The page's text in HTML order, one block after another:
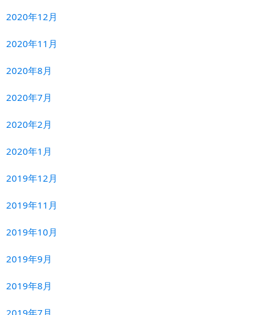
2020年12月
2020年11月
2020年8月
2020年7月
2020年2月
2020年1月
2019年12月
2019年11月
2019年10月
2019年9月
2019年8月
2019年7月